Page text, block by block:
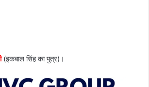
(इकबाल सिंह का पुत्र)।